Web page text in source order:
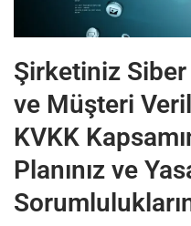
Şirketiniz Siber
ve Müşteri
KVKK
Planınız ve